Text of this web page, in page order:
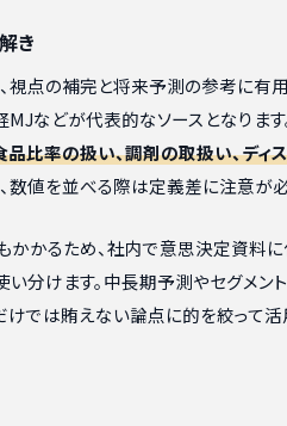
き
視点の補完と将来予測の参考に有
MJなどが代表的なソースとなります
比率の扱い、調剤の取扱い、ディ
数値を並べる際は定義差に注意が
かかるため、社内で意思決定資料
い分けます。中長期予測やセグメン
けでは賄えない論点に的を絞って